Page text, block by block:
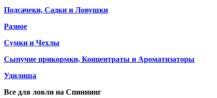
Подсачеки, Садки и Ловушки
Разное
Сумки и Чехлы
Сыпучие прикормки, Концентраты и Ароматизаторы
Удилища
Все для ловли на Спиннинг